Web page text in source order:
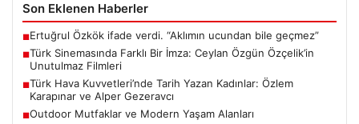
Son Eklenen Haberler
■Ertuğrul Özkök ifade verdi. “Aklımın ucundan bile geçmez”
■Türk Sinemasında Farklı Bir İmza: Ceylan Özgün Özçelik’in
Unutulmaz Filmleri
■Türk Hava Kuvvetleri’nde Tarih Yazan Kadınlar: Özlem
Karapınar ve Alper Gezeravcı
■Outdoor Mutfaklar ve Modern Yaşam Alanları